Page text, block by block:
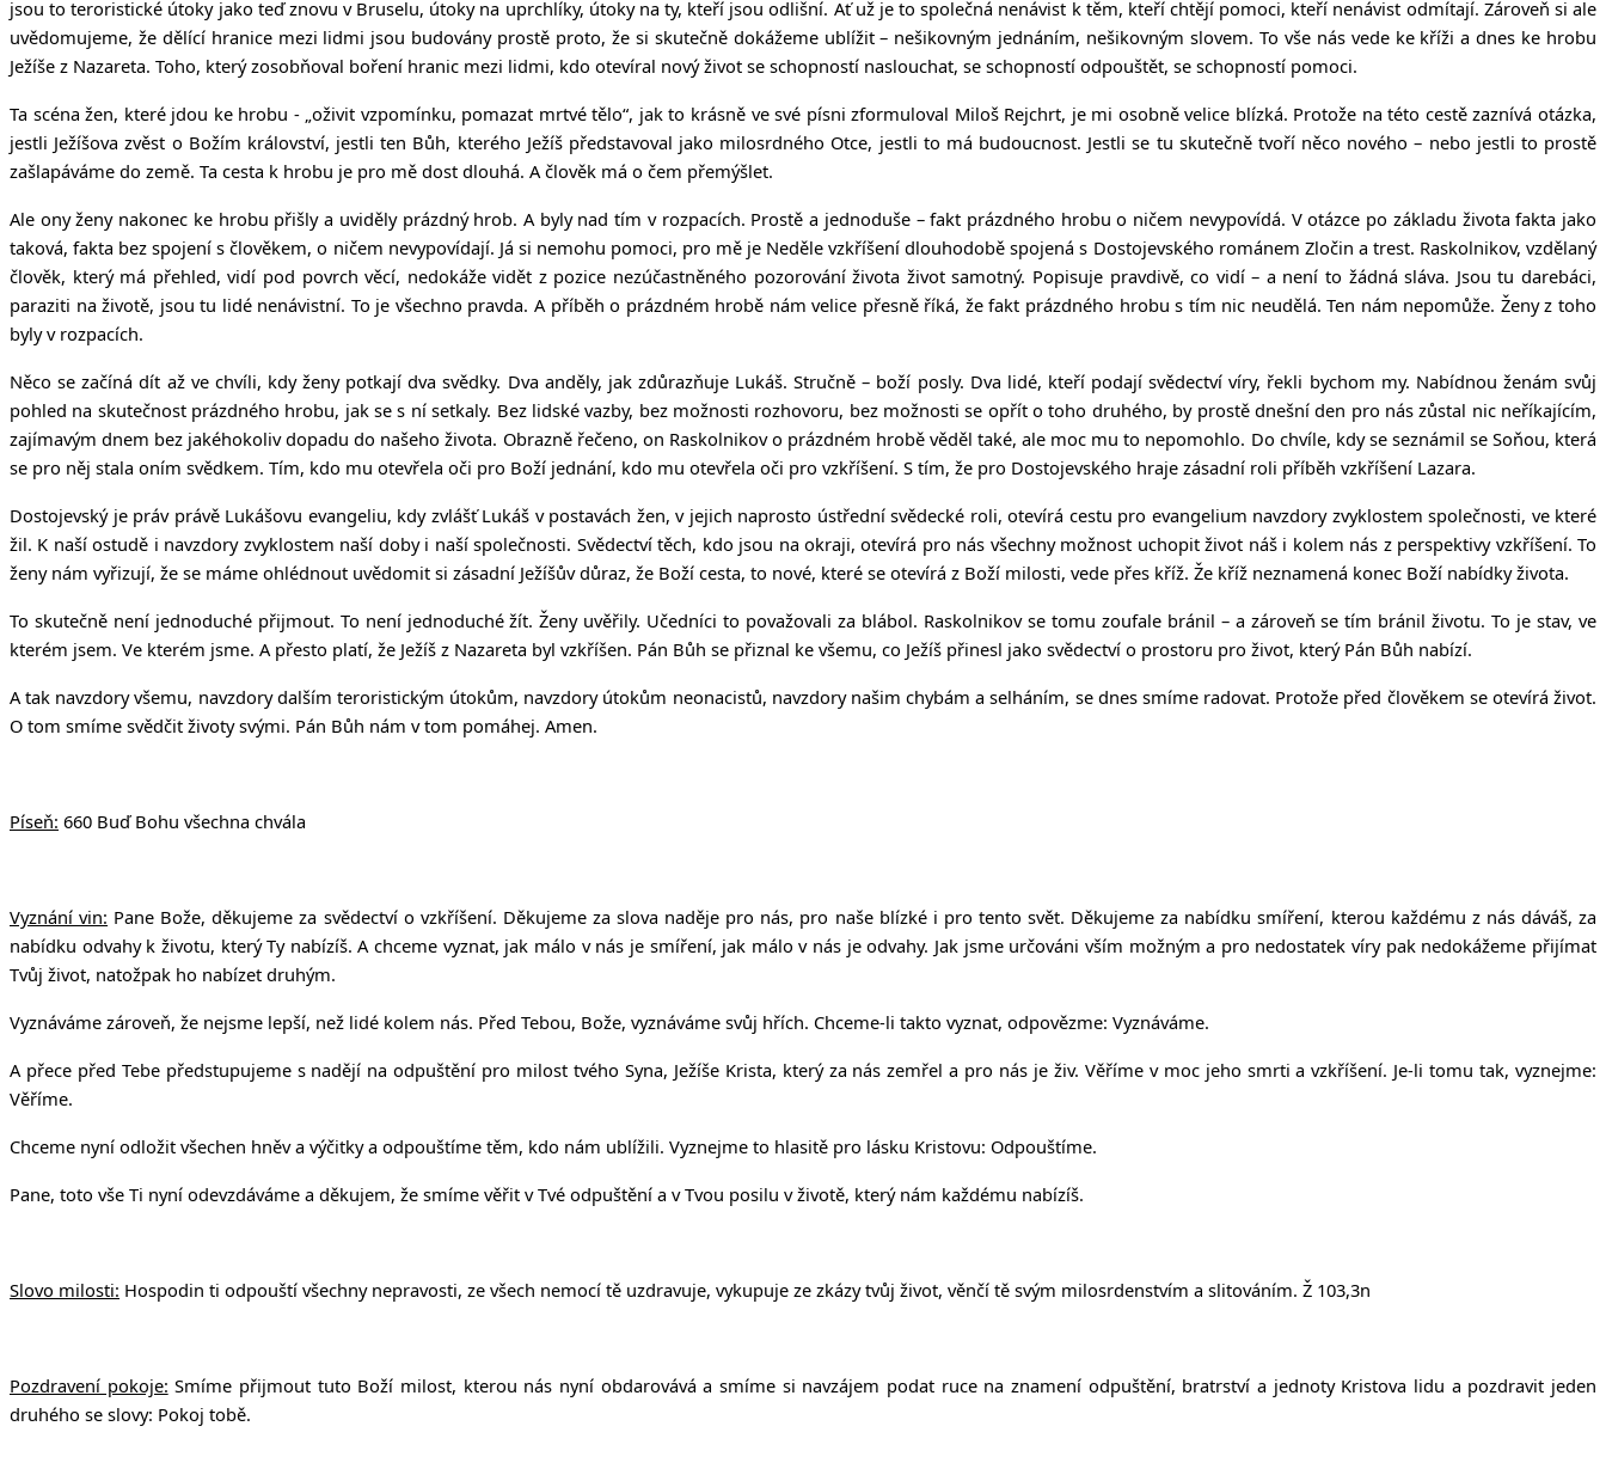
jsou to teroristické útoky jako teď znovu v Bruselu, útoky na uprchlíky, útoky na ty, kteří jsou odlišní. Ať už je to společná nenávist k těm, kteří chtějí pomoci, kteří nenávist odmítají. Zároveň si ale
uvědomujeme, že dělící hranice mezi lidmi jsou budovány prostě proto, že si skutečně dokážeme ublížit – nešikovným jednáním, nešikovným slovem. To vše nás vede ke kříži a dnes ke hrobu
Ježíše z Nazareta. Toho, který zosobňoval boření hranic mezi lidmi, kdo otevíral nový život se schopností naslouchat, se schopností odpouštět, se schopností pomoci.
Ta scéna žen, které jdou ke hrobu - „oživit vzpomínku, pomazat mrtvé tělo“, jak to krásně ve své písni zformuloval Miloš Rejchrt, je mi osobně velice blízká. Protože na této cestě zaznívá otázka,
jestli Ježíšova zvěst o Božím království, jestli ten Bůh, kterého Ježíš představoval jako milosrdného Otce, jestli to má budoucnost. Jestli se tu skutečně tvoří něco nového – nebo jestli to prostě
zašlapáváme do země. Ta cesta k hrobu je pro mě dost dlouhá. A člověk má o čem přemýšlet.
Ale ony ženy nakonec ke hrobu přišly a uviděly prázdný hrob. A byly nad tím v rozpacích. Prostě a jednoduše – fakt prázdného hrobu o ničem nevypovídá. V otázce po základu života fakta jako
taková, fakta bez spojení s člověkem, o ničem nevypovídají. Já si nemohu pomoci, pro mě je Neděle vzkříšení dlouhodobě spojená s Dostojevského románem Zločin a trest. Raskolnikov, vzdělaný
člověk, který má přehled, vidí pod povrch věcí, nedokáže vidět z pozice nezúčastněného pozorování života život samotný. Popisuje pravdivě, co vidí – a není to žádná sláva. Jsou tu darebáci,
paraziti na životě, jsou tu lidé nenávistní. To je všechno pravda. A příběh o prázdném hrobě nám velice přesně říká, že fakt prázdného hrobu s tím nic neudělá. Ten nám nepomůže. Ženy z toho
byly v rozpacích.
Něco se začíná dít až ve chvíli, kdy ženy potkají dva svědky. Dva anděly, jak zdůrazňuje Lukáš. Stručně – boží posly. Dva lidé, kteří podají svědectví víry, řekli bychom my. Nabídnou ženám svůj
pohled na skutečnost prázdného hrobu, jak se s ní setkaly. Bez lidské vazby, bez možnosti rozhovoru, bez možnosti se opřít o toho druhého, by prostě dnešní den pro nás zůstal nic neříkajícím,
zajímavým dnem bez jakéhokoliv dopadu do našeho života. Obrazně řečeno, on Raskolnikov o prázdném hrobě věděl také, ale moc mu to nepomohlo. Do chvíle, kdy se seznámil se Soňou, která
se pro něj stala oním svědkem. Tím, kdo mu otevřela oči pro Boží jednání, kdo mu otevřela oči pro vzkříšení. S tím, že pro Dostojevského hraje zásadní roli příběh vzkříšení Lazara.
Dostojevský je práv právě Lukášovu evangeliu, kdy zvlášť Lukáš v postavách žen, v jejich naprosto ústřední svědecké roli, otevírá cestu pro evangelium navzdory zvyklostem společnosti, ve které
žil. K naší ostudě i navzdory zvyklostem naší doby i naší společnosti. Svědectví těch, kdo jsou na okraji, otevírá pro nás všechny možnost uchopit život náš i kolem nás z perspektivy vzkříšení. To
ženy nám vyřizují, že se máme ohlédnout uvědomit si zásadní Ježíšův důraz, že Boží cesta, to nové, které se otevírá z Boží milosti, vede přes kříž. Že kříž neznamená konec Boží nabídky života.
To skutečně není jednoduché přijmout. To není jednoduché žít. Ženy uvěřily. Učedníci to považovali za blábol. Raskolnikov se tomu zoufale bránil – a zároveň se tím bránil životu. To je stav, ve
kterém jsem. Ve kterém jsme. A přesto platí, že Ježíš z Nazareta byl vzkříšen. Pán Bůh se přiznal ke všemu, co Ježíš přinesl jako svědectví o prostoru pro život, který Pán Bůh nabízí.
A tak navzdory všemu, navzdory dalším teroristickým útokům, navzdory útokům neonacistů, navzdory našim chybám a selháním, se dnes smíme radovat. Protože před člověkem se otevírá život.
O tom smíme svědčit životy svými. Pán Bůh nám v tom pomáhej. Amen.
Píseň: 660 Buď Bohu všechna chvála
Vyznání vin: Pane Bože, děkujeme za svědectví o vzkříšení. Děkujeme za slova naděje pro nás, pro naše blízké i pro tento svět. Děkujeme za nabídku smíření, kterou každému z nás dáváš, za
nabídku odvahy k životu, který Ty nabízíš. A chceme vyznat, jak málo v nás je smíření, jak málo v nás je odvahy. Jak jsme určováni vším možným a pro nedostatek víry pak nedokážeme přijímat
Tvůj život, natožpak ho nabízet druhým.
Vyznáváme zároveň, že nejsme lepší, než lidé kolem nás. Před Tebou, Bože, vyznáváme svůj hřích. Chceme-li takto vyznat, odpovězme: Vyznáváme.
A přece před Tebe předstupujeme s nadějí na odpuštění pro milost tvého Syna, Ježíše Krista, který za nás zemřel a pro nás je živ. Věříme v moc jeho smrti a vzkříšení. Je-li tomu tak, vyznejme:
Věříme.
Chceme nyní odložit všechen hněv a výčitky a odpouštíme těm, kdo nám ublížili. Vyznejme to hlasitě pro lásku Kristovu: Odpouštíme.
Pane, toto vše Ti nyní odevzdáváme a děkujem, že smíme věřit v Tvé odpuštění a v Tvou posilu v životě, který nám každému nabízíš.
Slovo milosti: Hospodin ti odpouští všechny nepravosti, ze všech nemocí tě uzdravuje, vykupuje ze zkázy tvůj život, věnčí tě svým milosrdenstvím a slitováním. Ž 103,3n
Pozdravení pokoje: Smíme přijmout tuto Boží milost, kterou nás nyní obdarovává a smíme si navzájem podat ruce na znamení odpuštění, bratrství a jednoty Kristova lidu a pozdravit jeden
druhého se slovy: Pokoj tobě.